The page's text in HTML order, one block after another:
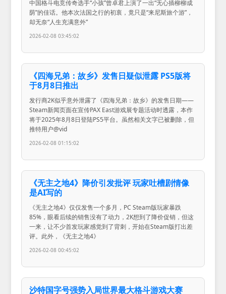
中国格斗电竞传奇选手“小孩”曾卓君上演了一出“无心插柳柳成
荫”的佳话。他本次法国之行的初衷，竟只是“来尼斯旅个游”，
却无奈“人生充满意外”
2026-02-08 03:45:02
《四海兄弟：故乡》发售日疑似泄露 PS5版将
于8月8日推出
发行商2K似乎意外泄露了《四海兄弟：故乡》的发售日期——
Steam新闻页面在宣传PAX East游戏展专题活动时透露，本作
将于2025年8月8日登陆PS5平台。虽然相关文字已被删除，但
推特用户@vid
2026-02-08 01:15:02
《无主之地4》降价引发批评 玩家吐槽剧情像
是AI写的
《无主之地4》仅仅发售一个多月，PC Steam版玩家暴跌
85%，眼看后续的销售没有了动力，2K想到了降价促销，但这
一来，让不少首发玩家感觉到了背刺，开始在Steam版打出差
评。此外，《无主之地4》
2026-02-08 00:45:02
沙特国字号强势入局世界最大格斗游戏大赛